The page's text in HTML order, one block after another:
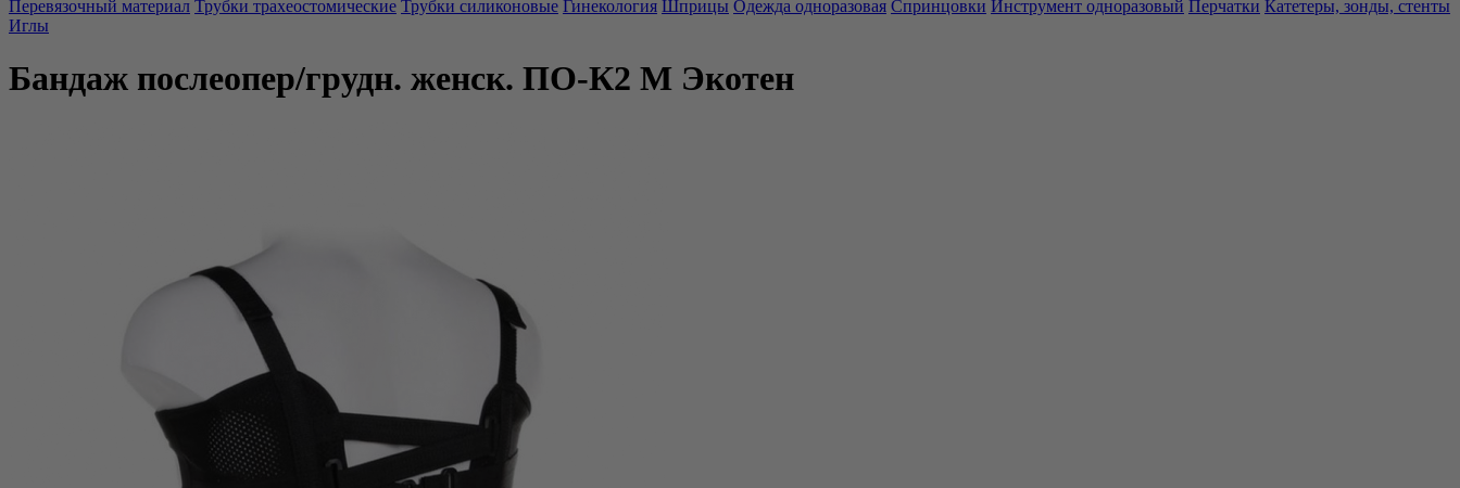
Перевязочный материал Трубки трахеостомические Трубки силиконовые Гинекология Шприцы Одежда одноразовая Спринцовки Инструмент одноразовый Перчатки Катетеры, зонды, стенты
Иглы
Бандаж послеопер/грудн. женск. ПО-К2 М Экотен